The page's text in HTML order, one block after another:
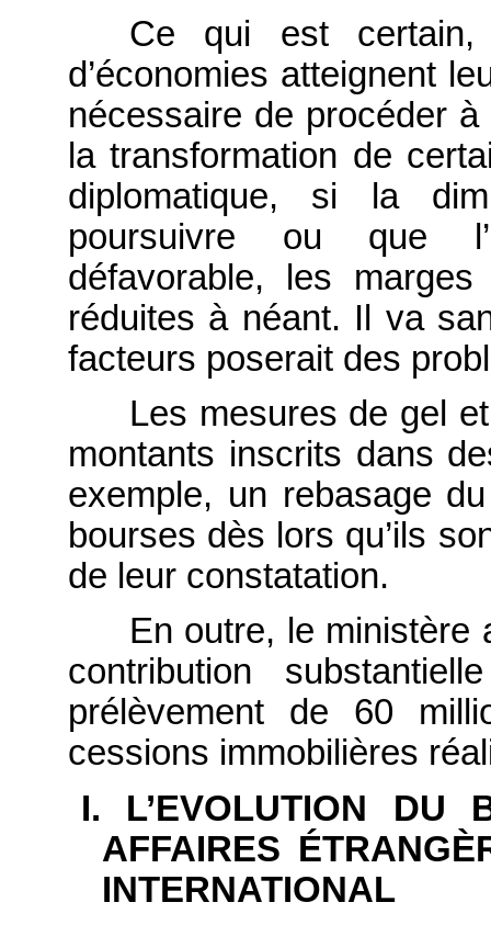
Ce qui est certain,
d’économies atteignent
nécessaire de procéder
la transformation de
diplomatique, si la
poursuivre ou que
défavorable, les
réduites à néant. Il va
facteurs poserait des
Les mesures de gel
montants inscrits dans
exemple, un rebasage
bourses dès lors qu’ils
de leur constatation.
En outre, le ministère
contribution
prélèvement de 60
cessions immobilières
I. L’EVOLUTION DU
AFFAIRES
INTERNATIONAL